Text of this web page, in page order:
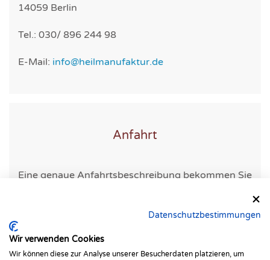
14059 Berlin
Tel.: 030/ 896 244 98
E-Mail: info@heilmanufaktur.de
Anfahrt
Eine genaue Anfahrtsbeschreibung bekommen Sie
Datenschutzbestimmungen
Wir verwenden Cookies
Wir können diese zur Analyse unserer Besucherdaten platzieren, um